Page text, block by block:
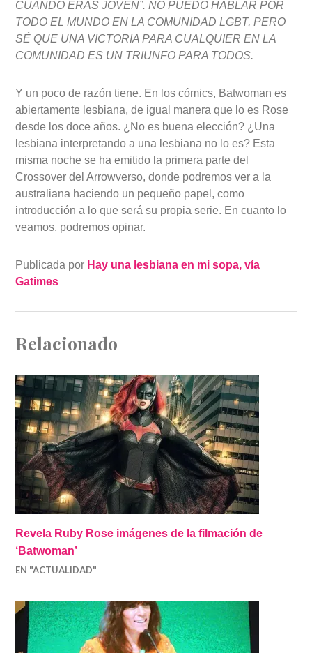
CUANDO ERAS JOVEN”. NO PUEDO HABLAR POR
TODO EL MUNDO EN LA COMUNIDAD LGBT, PERO
SÉ QUE UNA VICTORIA PARA CUALQUIER EN LA
COMUNIDAD ES UN TRIUNFO PARA TODOS.
Y un poco de razón tiene. En los cómics, Batwoman es
abiertamente lesbiana, de igual manera que lo es Rose
desde los doce años. ¿No es buena elección? ¿Una
lesbiana interpretando a una lesbiana no lo es? Esta
misma noche se ha emitido la primera parte del
Crossover del Arrowverso, donde podremos ver a la
australiana haciendo un pequeño papel, como
introducción a lo que será su propia serie. En cuanto lo
veamos, podremos opinar.
Publicada por Hay una lesbiana en mi sopa, vía
Gatimes
Relacionado
Revela Ruby Rose imágenes de la filmación de
‘Batwoman’
EN "ACTUALIDAD"